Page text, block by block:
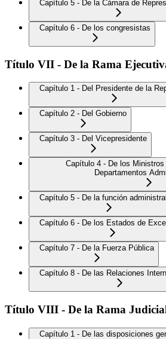
Capítulo 5 - De la Cámara de
Capítulo 6 - De los congresistas
Título VII - De la Rama
Capítulo 1 - Del Presidente de la
Capítulo 2 - Del Gobierno
Capítulo 3 - Del Vicepresidente
Capítulo 4 - De los
Departamentos
Capítulo 5 - De la función
Capítulo 6 - De los Estados de
Capítulo 7 - De la Fuerza Pública
Capítulo 8 - De las Relaciones
Título VIII - De la Rama
Capítulo 1 - De las disposiciones